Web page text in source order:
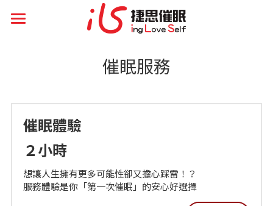
專業課程
知識分享
自助助人技巧
催眠好評
催眠服務
催眠體驗
２小時
想讓人生擁有更多可能性卻又擔心踩雷！？
服務體驗是你「第一次催眠」的安心好選擇